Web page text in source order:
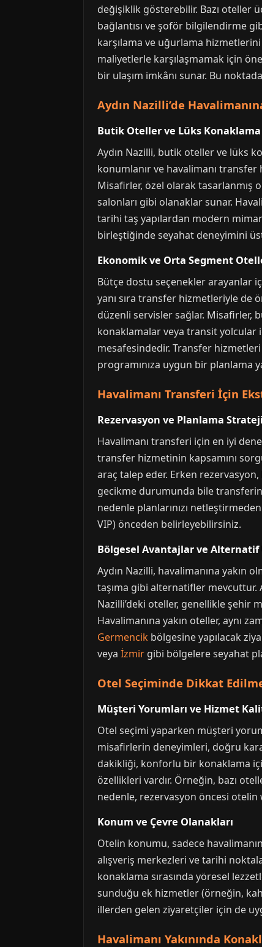
değişiklik gösterebilir. Bazı oteller
bağlantısı ve şoför bilgilendirme
karşılama ve uğurlama
maliyetlerle karşılaşmamak için
bir ulaşım imkânı sunar. Bu
Aydın Nazilli’de
Butik Oteller ve Lüks
Aydın Nazilli, butik oteller ve lüks
konumlanır ve havalimanı
Misafirler, özel olarak tasarlanmış
salonları gibi olanaklar sunar.
tarihi taş yapılardan modern
birleştiğinde seyahat deneyimini
Ekonomik ve Orta Segment
Bütçe dostu seçenekler arayanlar
yanı sıra transfer hizmetleriyle de
düzenli servisler sağlar. Misafirler,
konaklamalar veya transit yolcular
mesafesindedir. Transfer
programınıza uygun bir planlama
Havalimanı Transferi İçin
Rezervasyon ve Planlama
Havalimanı transferi için en iyi
transfer hizmetinin kapsamını
araç talep eder. Erken
gecikme durumunda bile
nedenle planlarınızı
VIP) önceden belirleyebilirsiniz.
Bölgesel Avantajlar ve Alternatif
Aydın Nazilli, havalimanına yakın
taşıma gibi alternatifler mevcuttur.
Nazilli’deki oteller, genellikle şehir
Havalimanına yakın oteller, aynı
Germencik bölgesine yapılacak
veya İzmir gibi bölgelere seyahat
Otel Seçiminde Dikkat
Müşteri Yorumları ve Hizmet
Otel seçimi yaparken müşteri
misafirlerin deneyimleri, doğru
dakikliği, konforlu bir konaklama
özellikleri vardır. Örneğin, bazı
nedenle, rezervasyon öncesi otelin
Konum ve Çevre Olanakları
Otelin konumu, sadece
alışveriş merkezleri ve tarihi
konaklama sırasında yöresel
sunduğu ek hizmetler (örneğin,
illerden gelen ziyaretçiler için de
Havalimanı Yakınında